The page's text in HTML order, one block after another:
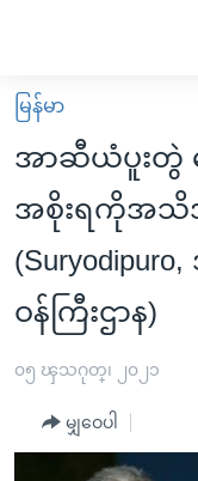
လွယ်ကူ
စေ
သည့်
များ
ပင်မ
သို့
မူလစာမျက်နှာ
မြန်မာ
ကမ္ဘာ့သတင်းများ
နိုင်ငံတကာ
အမေရိကန်
တရုတ်
အစ္စရေး-ပါလက်စတိုင်း
ဗွီဒီယို
သတင်းလွတ်လပ်ခွင့်
ရပ်ဝန်းတခု လမ်းတခု
အင်္ဂလိပ်စာလေ့လာမယ်
အမေရိကန်သုံးအီဒီယံ
မကြေးမုံရဲ့ အင်္ဂလိပ်စာ
အပတ်စဉ်ကဏ္ဍများ
ရေဒီယိုနှင့်ရုပ်သံ အခ
မြန်မာ
အာဆီယံပူးတွဲ
အစိုးရကိုအသိ
ဝန်ကြီးဌာန)
၀၅ ၾသဂုတ္၊ ၂၀၂၁
မျှဝေပါ